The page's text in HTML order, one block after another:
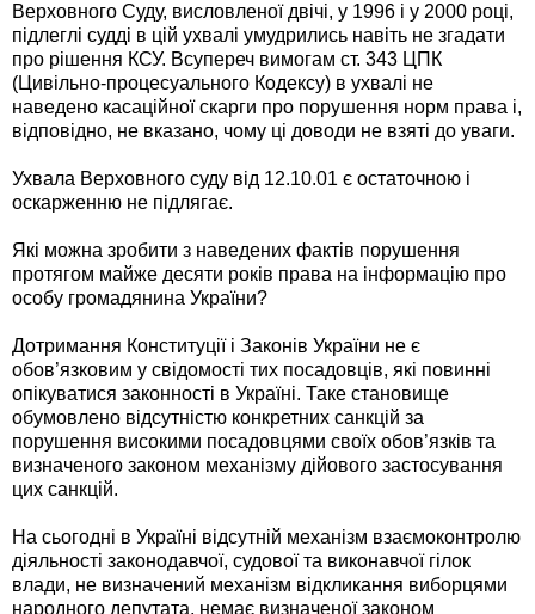
Верховного Суду, висловленої двічі, у 1996 і у 2000 році,
підлеглі судді в цій ухвалі умудрились навіть не згадати
про рішення КСУ. Всупереч вимогам ст. 343 ЦПК
(Цивільно-процесуального Кодексу) в ухвалі не
наведено касаційної скарги про порушення норм права і,
відповідно, не вказано, чому ці доводи не взяті до уваги.
Ухвала Верховного суду від 12.10.01 є остаточною і
оскарженню не підлягає.
Які можна зробити з наведених фактів порушення
протягом майже десяти років права на інформацію про
особу громадянина України?
Дотримання Конституції і Законів України не є
обов’язковим у свідомості тих посадовців, які повинні
опікуватися законності в Україні. Таке становище
обумовлено відсутністю конкретних санкцій за
порушення високими посадовцями своїх обов’язків та
визначеного законом механізму дійового застосування
цих санкцій.
На сьогодні в Україні відсутній механізм взаємоконтролю
діяльності законодавчої, судової та виконавчої гілок
влади, не визначений механізм відкликання виборцями
народного депутата, немає визначеної законом